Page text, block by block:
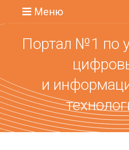
Меню
Портал №1 по
и